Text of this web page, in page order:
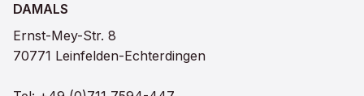
DAMALS
Ernst-Mey-Str. 8
70771 Leinfelden-Echterdingen